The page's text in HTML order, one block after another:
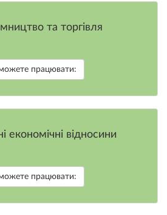
та торгівля
працювати:
економічні відносини
працювати: